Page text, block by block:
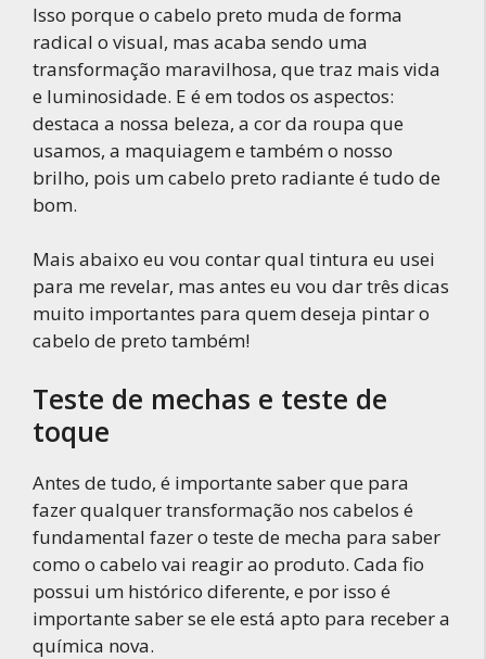
Isso porque o cabelo preto muda de forma
radical o visual, mas acaba sendo uma
transformação maravilhosa, que traz mais vida
e luminosidade. E é em todos os aspectos:
destaca a nossa beleza, a cor da roupa que
usamos, a maquiagem e também o nosso
brilho, pois um cabelo preto radiante é tudo de
bom.
Mais abaixo eu vou contar qual tintura eu usei
para me revelar, mas antes eu vou dar três dicas
muito importantes para quem deseja pintar o
cabelo de preto também!
Teste de mechas e teste de
toque
Antes de tudo, é importante saber que para
fazer qualquer transformação nos cabelos é
fundamental fazer o teste de mecha para saber
como o cabelo vai reagir ao produto. Cada fio
possui um histórico diferente, e por isso é
importante saber se ele está apto para receber a
química nova.